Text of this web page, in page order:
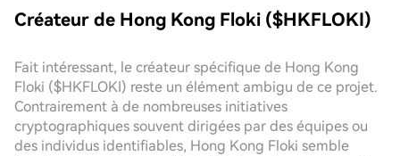
Créateur de Hong Kong Floki ($HKFLOKI)
Fait intéressant, le créateur spécifique de Hong Kong
Floki ($HKFLOKI) reste un élément ambigu de ce projet.
Contrairement à de nombreuses initiatives
cryptographiques souvent dirigées par des équipes ou
des individus identifiables, Hong Kong Floki semble